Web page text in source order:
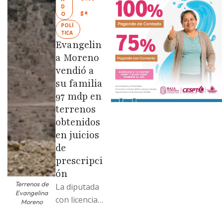
Limpia” en
colonias de
las …
Terrenos de
Evangelina
Moreno
D
O
POLÍ
TICA
ga
Evangelin
a Moreno
vendió a
su familia
97 mdp en
terrenos
obtenidos
en juicios
de
prescripci
ón
La diputada
con licencia